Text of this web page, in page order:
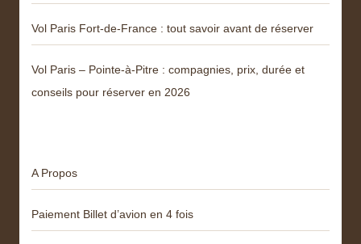
Vol Paris Fort-de-France : tout savoir avant de réserver
Vol Paris – Pointe-à-Pitre : compagnies, prix, durée et
conseils pour réserver en 2026
A Propos
Paiement Billet d’avion en 4 fois